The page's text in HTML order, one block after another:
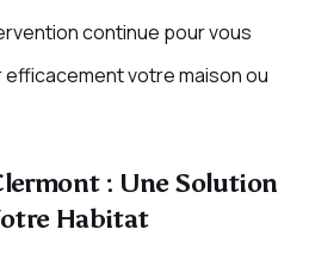
continue pour vous
votre maison ou
: Une Solution
Habitat